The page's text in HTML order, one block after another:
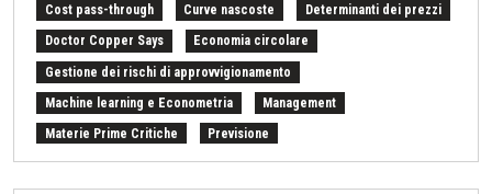
Cost pass-through Curve nascoste Determinanti dei prezzi
Doctor Copper Says Economia circolare
Gestione dei rischi di approvvigionamento
Machine learning e Econometria Management
Materie Prime Critiche Previsione
Procurement Intelligence Settimana Finanziaria Materie Prime